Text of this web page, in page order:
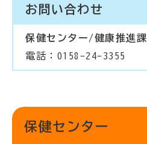
お問い合わせ
保健センター/健康推進課
電話：0158-24-3355
保健センター